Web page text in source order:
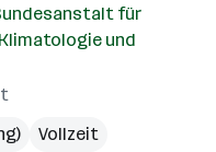
für
und
Vollzeit